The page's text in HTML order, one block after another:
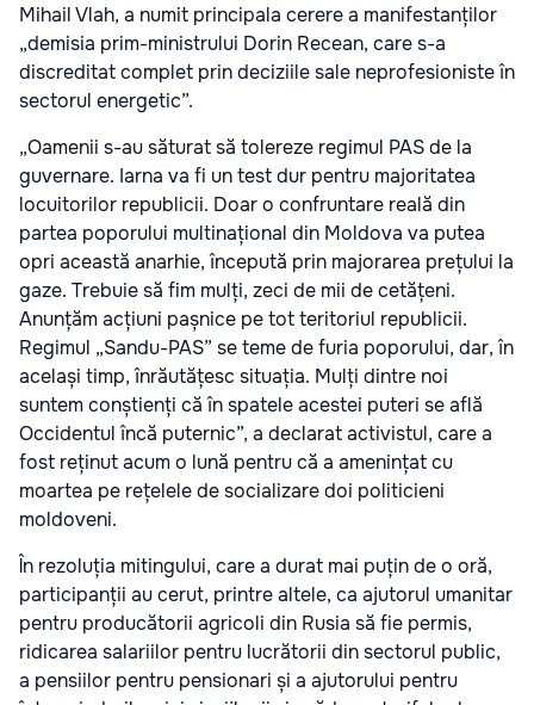
Mihail Vlah, a numit principala cerere a manifestanților
„demisia prim-ministrului Dorin Recean, care s-a
discreditat complet prin deciziile sale neprofesioniste în
sectorul energetic”.
„Oamenii s-au săturat să tolereze regimul PAS de la
guvernare. Iarna va fi un test dur pentru majoritatea
locuitorilor republicii. Doar o confruntare reală din
partea poporului multinațional din Moldova va putea
opri această anarhie, începută prin majorarea prețului la
gaze. Trebuie să fim mulți, zeci de mii de cetățeni.
Anunțăm acțiuni pașnice pe tot teritoriul republicii.
Regimul „Sandu-PAS” se teme de furia poporului, dar, în
același timp, înrăutățesc situația. Mulți dintre noi
suntem conștienți că în spatele acestei puteri se află
Occidentul încă puternic”, a declarat activistul, care a
fost reținut acum o lună pentru că a amenințat cu
moartea pe rețelele de socializare doi politicieni
moldoveni.
În rezoluția mitingului, care a durat mai puțin de o oră,
participanții au cerut, printre altele, ca ajutorul umanitar
pentru producătorii agricoli din Rusia să fie permis,
ridicarea salariilor pentru lucrătorii din sectorul public,
a pensiilor pentru pensionari și a ajutorului pentru